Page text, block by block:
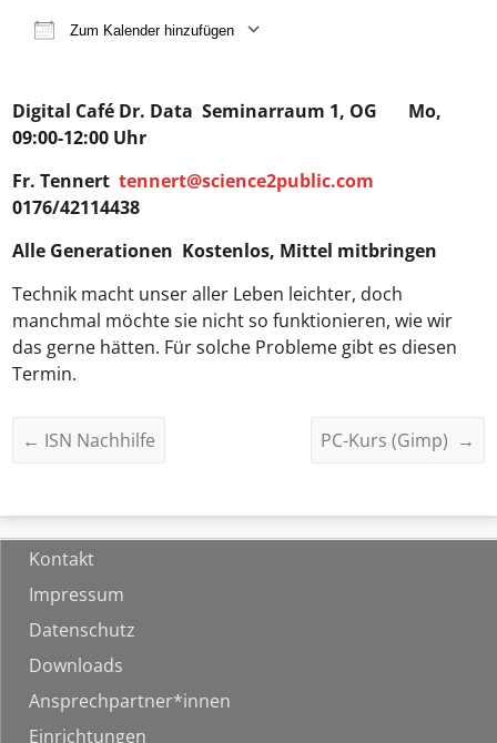
Zum Kalender hinzufügen
Digital Café Dr. Data Seminarraum 1, OG Mo,
09:00-12:00 Uhr
Fr. Tennerttennert@science2public.com
0176/42114438
Alle Generationen Kostenlos, Mittel mitbringen
Technik macht unser aller Leben leichter, doch
manchmal möchte sie nicht so funktionieren, wie wir
das gerne hätten. Für solche Probleme gibt es diesen
Termin.
← ISN Nachhilfe PC-Kurs (Gimp) →
Kontakt
Impressum
Datenschutz
Downloads
Ansprechpartner*innen
Einrichtungen